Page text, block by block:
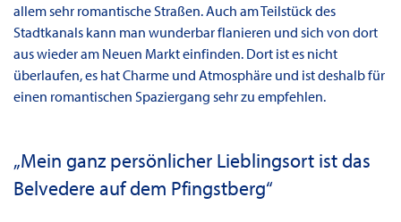
allem sehr romantische Straßen. Auch am Teilstück des
Stadtkanals kann man wunderbar flanieren und sich von dort
aus wieder am Neuen Markt einfinden. Dort ist es nicht
überlaufen, es hat Charme und Atmosphäre und ist deshalb für
einen romantischen Spaziergang sehr zu empfehlen.
„Mein ganz persönlicher Lieblingsort ist das
Belvedere auf dem Pfingstberg“